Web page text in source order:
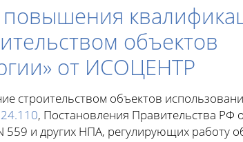
повышения
объектов
от ИСОЦЕНТР
строительством объектов
, Постановления Правительства
и других НПА, регулирующих работу